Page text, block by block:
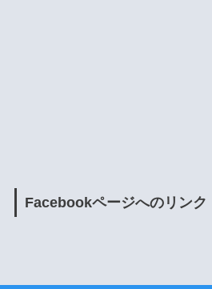
Facebookページへのリンク